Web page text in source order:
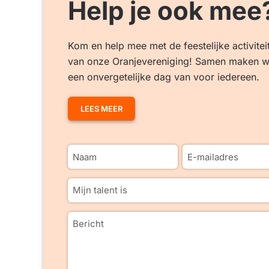
Help je ook
Kom en help mee met de feestelijke
van onze Oranjevereniging! Samen maken
een onvergetelijke dag van voor iedereen.
LEES MEER
Naam
(Vereist)
E-
mailadres
Keuzevak
(Vereist)
Bericht